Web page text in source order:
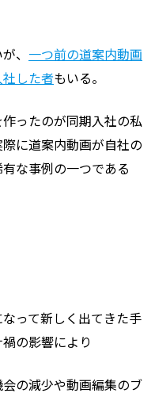
、 一つ前の道案内動画
した者もいる。
ったのが同期入社の私
に道案内動画が自社の
な事例の一つである
って新しく出てきた手
の影響により
の減少や動画編集のブ